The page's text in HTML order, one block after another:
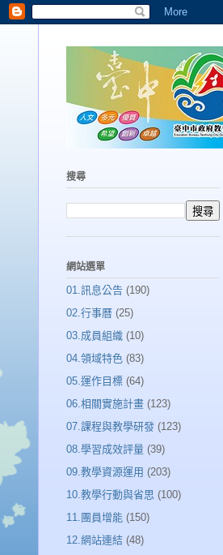
搜尋
網站選單
01.訊息公告 (190)
02.行事曆 (25)
03.成員組織 (10)
04.領域特色 (83)
05.運作目標 (64)
06.相關實施計畫 (123)
07.課程與教學研發 (123)
08.學習成效評量 (39)
09.教學資源運用 (203)
10.教學行動與省思 (100)
11.團員增能 (150)
12.網站連結 (48)